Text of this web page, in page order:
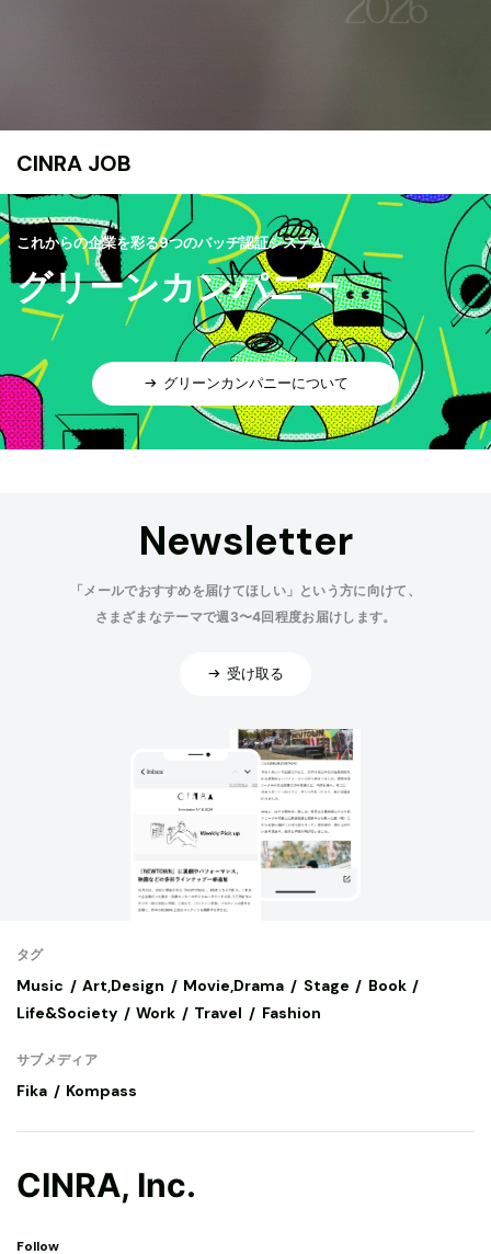
CINRA JOB
これからの企業を彩る9つのバッヂ認証システム
グリーンカンパニー
グリーンカンパニーについて
Newsletter
「メールでおすすめを届けてほしい」という方に向けて、
さまざまなテーマで週3〜4回程度お届けします。
受け取る
タグ
Music Art,Design Movie,Drama Stage
Book
Life&Society
Work Travel Fashion
サブメディア
Fika Kompass
CINRA, Inc.
Follow